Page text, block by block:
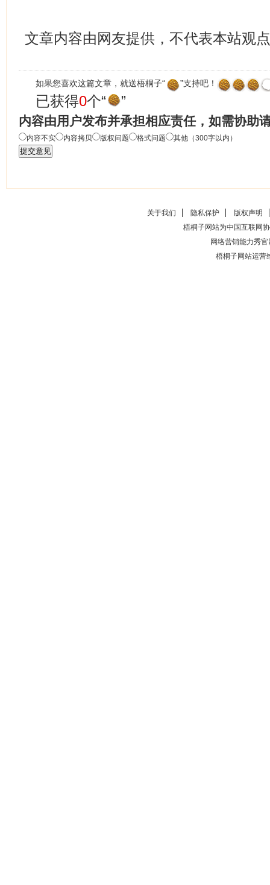
文章内容由网友提供，不代表本站观点
如果您喜欢这篇文章，就送梧桐子“ ”支持吧！
已获得0个“ ”
内容由用户发布并承担相应责任，如需协助
内容不实 内容拷贝 版权问题 格式问题 其他（300字以内）
关于我们 隐私保护
版权声明
梧桐子网站为中国互联网
网络营销能力秀官
梧桐子网站运营